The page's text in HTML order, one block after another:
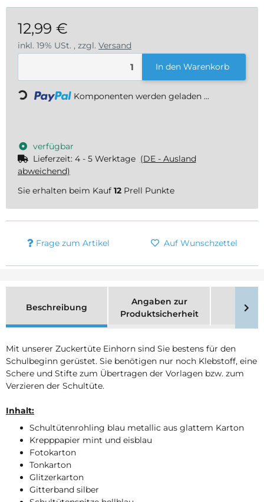
12,99 €
inkl. 19% USt. , zzgl. Versand
In den Warenkorb
Loading... Komponenten werden geladen ...
verfügbar
Lieferzeit: 4 - 5 Werktage (DE - Ausland
abweichend)
Sie erhalten beim Kauf 12 Prell Punkte
Frage zum Artikel Auf Wunschzettel
Beschreibung
Angaben zur
Produktsicherheit
Mit unserer Zuckertüte Einhorn sind Sie bestens für den
Schulbeginn gerüstet. Sie benötigen nur noch Klebstoff, eine
Schere und Stifte zum Übertragen der Vorlagen bzw. zum
Verzieren der Schultüte.
Inhalt:
Schultütenrohling blau metallic aus glattem Karton
Krepppapier mint und eisblau
Fotokarton
Tonkarton
Glitzerkarton
Gitterband silber